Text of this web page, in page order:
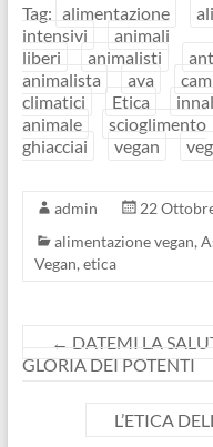
Tag: alimentazione
intensivi
animali
liberi
animalisti
animalista
ava
climatici
Etica
animale
scioglimento
ghiacciai
vegan
admin
22
alimentazione vegan,
Vegan, etica
← DATEMI LA
GLORIA DEI POTENTI
L’ETICA